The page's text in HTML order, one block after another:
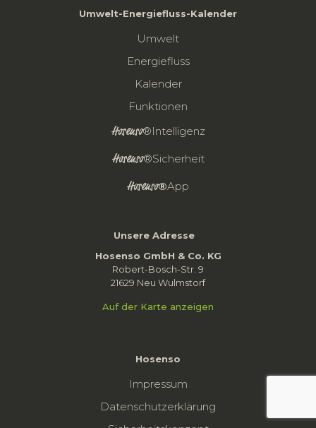
Umwelt-Energiefluss-Kalender
Umwelt
Energiefluss
Kalender
Funktionen
Hosenso®Intelligenz
Hosenso®Sicherheit
Hosenso®App
Unsere Adresse
Hosenso GmbH & Co. KG
Robert-Bosch-Str. 9
21629 Neu Wulmstorf
Auf der Karte anzeigen
Hosenso
Impressum
Datenschutzerklärung